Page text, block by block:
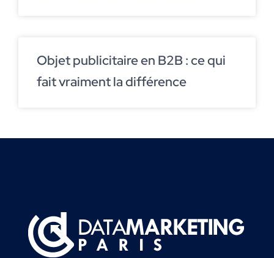
Objet publicitaire en B2B : ce qui
fait vraiment la différence